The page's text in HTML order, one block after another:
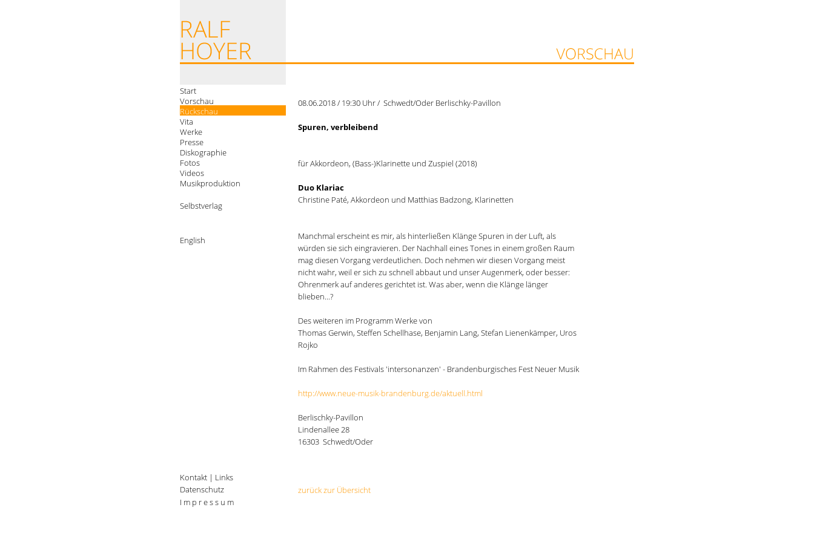
Start
Vorschau
Rückschau
Vita
Werke
Presse
Diskographie
Fotos
Videos
Musikproduktion
Selbstverlag
English
08.06.2018 / 19:30 Uhr / Schwedt/Oder Berlischky-Pavillon
Spuren, verbleibend
für Akkordeon, (Bass-)Klarinette und Zuspiel (2018)
Duo Klariac
Christine Paté, Akkordeon und Matthias Badzong, Klarinetten
Manchmal erscheint es mir, als hinterließen Klänge Spuren in der Luft, als
würden sie sich eingravieren. Der Nachhall eines Tones in einem großen Raum
mag diesen Vorgang verdeutlichen. Doch nehmen wir diesen Vorgang meist
nicht wahr, weil er sich zu schnell abbaut und unser Augenmerk, oder besser:
Ohrenmerk auf anderes gerichtet ist. Was aber, wenn die Klänge länger
blieben...?
Des weiteren im Programm Werke von
Thomas Gerwin, Steffen Schellhase, Benjamin Lang, Stefan Lienenkämper, Uros
Rojko
Im Rahmen des Festivals 'intersonanzen' - Brandenburgisches Fest Neuer Musik
http://www.neue-musik-brandenburg.de/aktuell.html
Berlischky-Pavillon
Lindenallee 28
16303 Schwedt/Oder
zurück zur Übersicht
Kontakt | Links
Datenschutz
I m p r e s s u m